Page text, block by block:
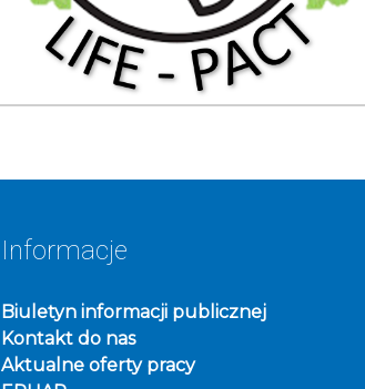
Informacje
Biuletyn informacji publicznej
Kontakt do nas
Aktualne oferty pracy